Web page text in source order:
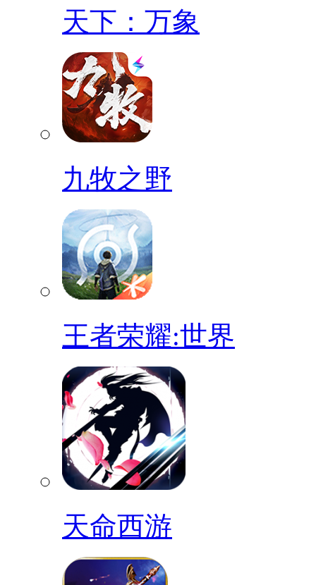
天下：万象
九牧之野
王者荣耀:世界
天命西游